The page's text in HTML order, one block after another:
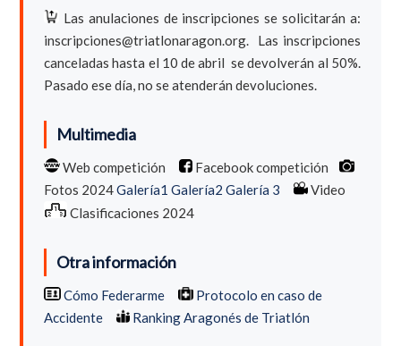
Las anulaciones de inscripciones se solicitarán a:
inscripciones@triatlonaragon.org. Las inscripciones
canceladas hasta el 10 de abril se devolverán al 50%.
Pasado ese día, no se atenderán devoluciones.
Multimedia
Web competición
Facebook competición
Fotos 2024Galería1 Galería2 Galería 3
Video
Clasificaciones 2024
Otra información
Cómo Federarme
Protocolo en caso de
Accidente
Ranking Aragonés de Triatlón